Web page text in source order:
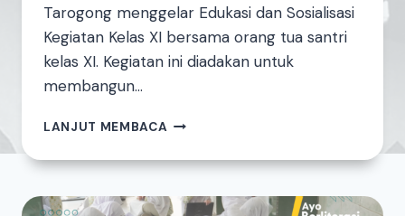
Tarogong menggelar Edukasi dan Sosialisasi
Kegiatan Kelas XI bersama orang tua santri
kelas XI. Kegiatan ini diadakan untuk
membangun…
LANJUT MEMBACA